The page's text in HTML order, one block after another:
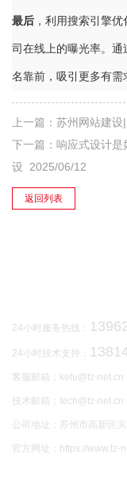
最后 ，利用搜索引擎
司在线上的曝光率。
名靠前，吸引更多有需
上一篇： 苏州网站建设
下一篇： 响应式设计是
设 2025/06/12
返回列表
24小时服务热线：
24小时技术支持：
客服邮箱：kefu@tz-net.cn
技术邮箱：tech@tz-net.cn
公司地址：苏州市高新区
官方网址：https://www.tz-